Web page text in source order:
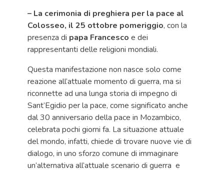
– La cerimonia di preghiera per la pace al
Colosseo, il 25 ottobre pomeriggio, con la
presenza di papa Francesco e dei
rappresentanti delle religioni mondiali.
Questa manifestazione non nasce solo come
reazione all’attuale momento di guerra, ma si
riconnette ad una lunga storia di impegno di
Sant’Egidio per la pace, come significato anche
dal 30 anniversario della pace in Mozambico,
celebrata pochi giorni fa. La situazione attuale
del mondo, infatti, chiede di trovare nuove vie di
dialogo, in uno sforzo comune di immaginare
un’alternativa all’attuale scenario di guerra e